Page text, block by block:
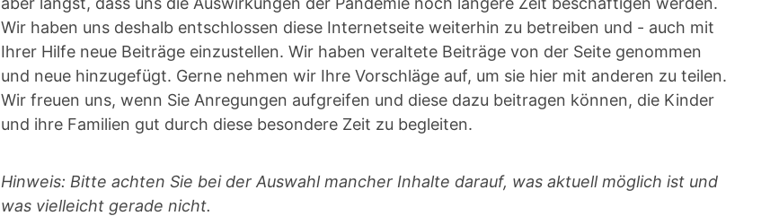
Wir haben uns deshalb entschlossen diese Internetseite weiterhin zu betreiben und - auch mit
Ihrer Hilfe neue Beiträge einzustellen. Wir haben veraltete Beiträge von der Seite genommen
und neue hinzugefügt. Gerne nehmen wir Ihre Vorschläge auf, um sie hier mit anderen zu teilen.
Wir freuen uns, wenn Sie Anregungen aufgreifen und diese dazu beitragen können, die Kinder
und ihre Familien gut durch diese besondere Zeit zu begleiten.
Hinweis: Bitte achten Sie bei der Auswahl mancher Inhalte darauf, was aktuell möglich ist und
was vielleicht gerade nicht.